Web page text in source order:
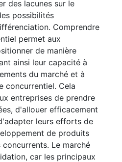
des lacunes sur le
possibilités
Comprendre
permet aux
de manière
ainsi leur capacité à
du marché et à
concurrentiel. Cela
entreprises de prendre
d'allouer efficacement
leurs efforts de
de produits
Le marché
car les principaux